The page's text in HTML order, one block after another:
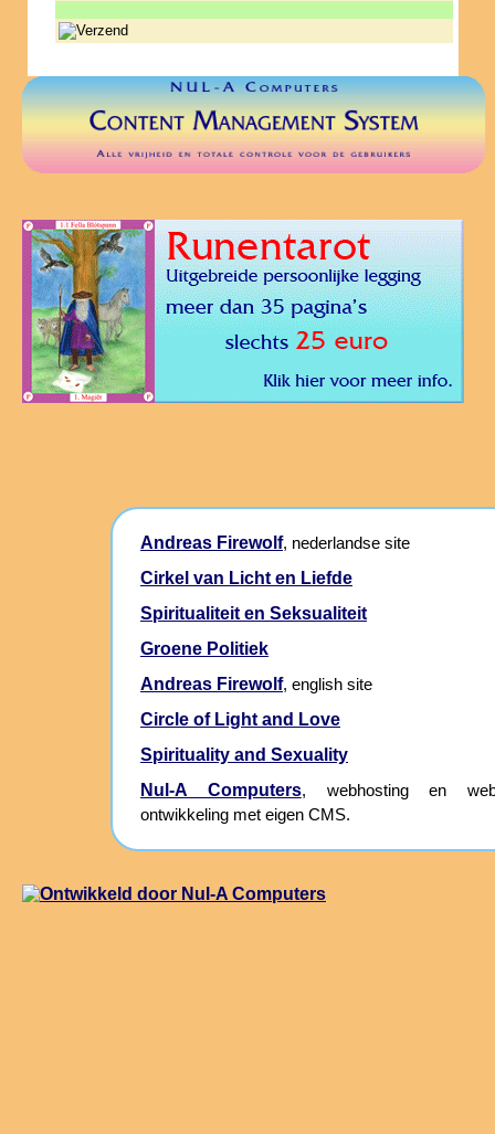
Andreas Firewolf, nederlandse site
Cirkel van Licht en Liefde
Spiritualiteit en Seksualiteit
Groene Politiek
Andreas Firewolf, english site
Circle of Light and Love
Spirituality and Sexuality
Nul-A Computers, webhosting en
ontwikkeling met eigen CMS.